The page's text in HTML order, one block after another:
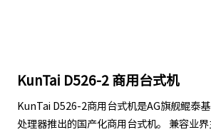
KunTai D526-2 商用台式机
KunTai D526-2商用台式机是AG旗舰鲲泰
处理器推出的国产化商用台式机。 兼容业